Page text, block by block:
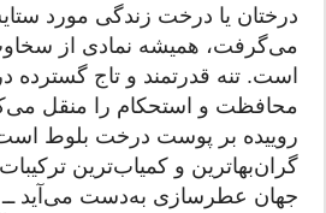
درختان یا درخت زندگی مورد
می‌گرفت، همیشه نمادی از
است. تنه قدرتمند و تاج
محافظت و استحکام را منقل
روییده بر پوست درخت بلوط
گران‌بهاترین و کمیاب‌ترین
جهان عطرسازی به‌دست می‌آید